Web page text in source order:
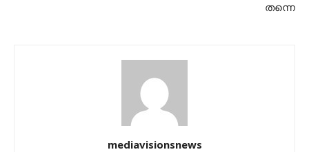
തന്നെ
mediavisionsnews